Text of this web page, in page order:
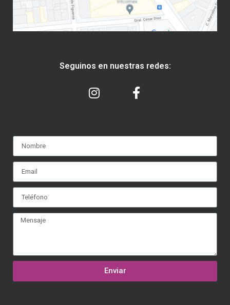
Seguinos en nuestras redes:
Enviar